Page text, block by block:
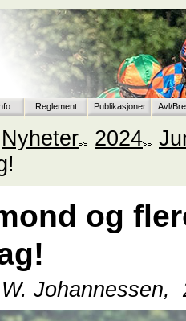
Reglement Publikasjoner Avl/
Nyheter 2024
og
Johannessen,